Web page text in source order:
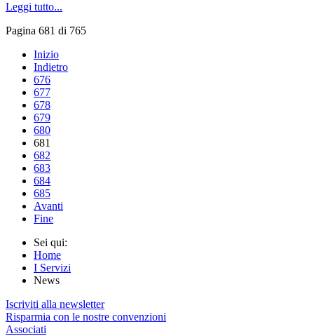
Leggi tutto...
Pagina 681 di 765
Inizio
Indietro
676
677
678
679
680
681
682
683
684
685
Avanti
Fine
Sei qui:
Home
I Servizi
News
Iscriviti alla newsletter
Risparmia con le nostre convenzioni
Associati